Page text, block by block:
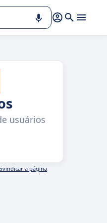
usuários
a página